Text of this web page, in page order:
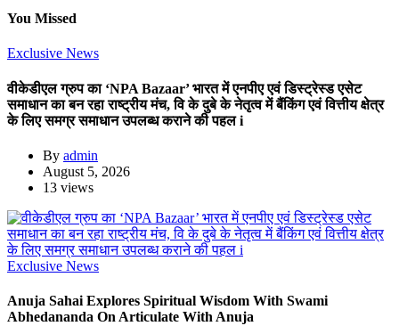
You Missed
Exclusive News
वीकेडीएल ग्रुप का ‘NPA Bazaar’ भारत में एनपीए एवं डिस्ट्रेस्ड एसेट
समाधान का बन रहा राष्ट्रीय मंच, वि के दुबे के नेतृत्व में बैंकिंग एवं वित्तीय क्षेत्र
के लिए समग्र समाधान उपलब्ध कराने की पहल i
By admin
August 5, 2026
13 views
Exclusive News
Anuja Sahai Explores Spiritual Wisdom With Swami
Abhedananda On Articulate With Anuja